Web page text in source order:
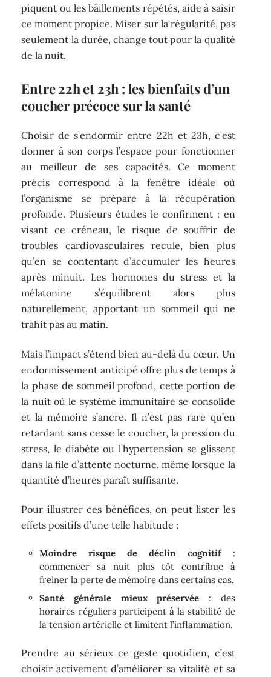
piquent ou les bâillements répétés, aide à saisir
ce moment propice. Miser sur la régularité, pas
seulement la durée, change tout pour la qualité
de la nuit.
Entre 22h et 23h : les bienfaits d’un
coucher précoce sur la santé
Choisir de s’endormir entre 22h et 23h, c’est
donner à son corps l’espace pour fonctionner
au meilleur de ses capacités. Ce moment
précis correspond à la fenêtre idéale où
l’organisme se prépare à la récupération
profonde. Plusieurs études le confirment : en
visant ce créneau, le risque de souffrir de
troubles cardiovasculaires recule, bien plus
qu’en se contentant d’accumuler les heures
après minuit. Les hormones du stress et la
mélatonine s’équilibrent alors plus
naturellement, apportant un sommeil qui ne
trahit pas au matin.
Mais l’impact s’étend bien au-delà du cœur. Un
endormissement anticipé offre plus de temps à
la phase de sommeil profond, cette portion de
la nuit où le système immunitaire se consolide
et la mémoire s’ancre. Il n’est pas rare qu’en
retardant sans cesse le coucher, la pression du
stress, le diabète ou l’hypertension se glissent
dans la file d’attente nocturne, même lorsque la
quantité d’heures paraît suffisante.
Pour illustrer ces bénéfices, on peut lister les
effets positifs d’une telle habitude :
Moindre risque de déclin cognitif:
commencer sa nuit plus tôt contribue à
freiner la perte de mémoire dans certains cas.
Santé générale mieux préservée : des
horaires réguliers participent à la stabilité de
la tension artérielle et limitent l’inflammation.
Prendre au sérieux ce geste quotidien, c’est
choisir activement d’améliorer sa vitalité et sa